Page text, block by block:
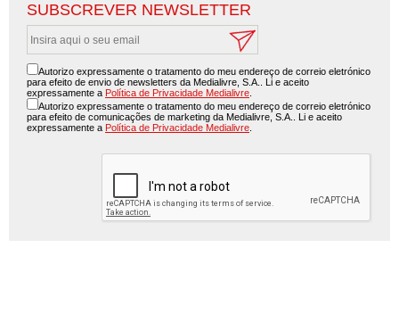
SUBSCREVER NEWSLETTER
Autorizo expressamente o tratamento do meu endereço de correio eletrónico
para efeito de envio de newsletters da Medialivre, S.A.. Li e aceito
expressamente a Política de Privacidade Medialivre
Autorizo expressamente o tratamento do meu endereço de correio eletrónico
para efeito de comunicações de marketing da Medialivre, S.A.. Li e aceito
expressamente a Política de Privacidade Medialivre